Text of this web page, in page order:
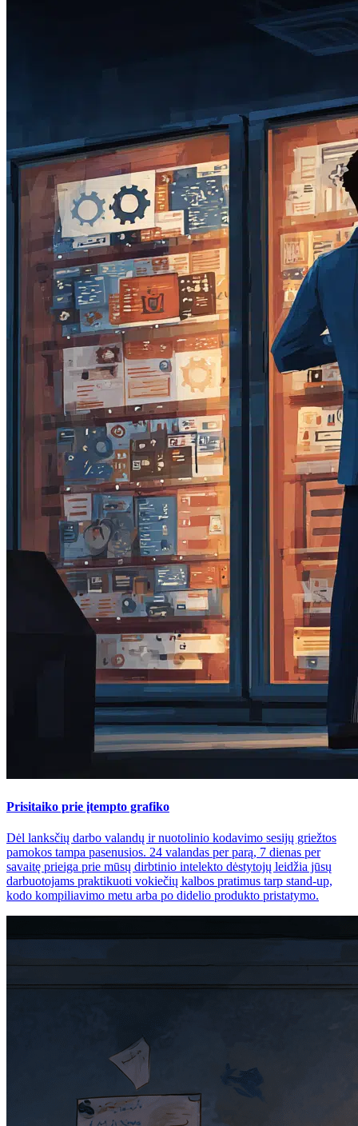
Prisitaiko prie įtempto grafiko
Dėl lanksčių darbo valandų ir nuotolinio kodavimo sesijų griežtos
pamokos tampa pasenusios. 24 valandas per parą, 7 dienas per
savaitę prieiga prie mūsų dirbtinio intelekto dėstytojų leidžia jūsų
darbuotojams praktikuoti vokiečių kalbos pratimus tarp stand-up,
kodo kompiliavimo metu arba po didelio produkto pristatymo.